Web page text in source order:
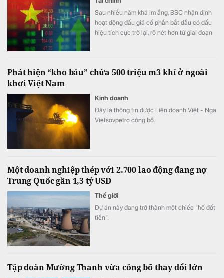
Sau nhiều năm khá im ắng, BSC nhận định
hoạt động đấu giá cổ phần bắt đầu có dấu
hiệu tích cực trở lại, rõ nét hơn từ giai đoạn
Phát hiện “kho báu” chứa 500 triệu m3 khí ở ngoài
khơi Việt Nam
Kinh doanh
Đây là thông tin được Liên doanh Việt - Nga
Vietsovpetro công bố.
Một doanh nghiệp thép với 2.700 lao động đang nợ
Trung Quốc gần 1,3 tỷ USD
Thế giới
Dự án này đang trở thành một chiếc "hố đốt
tiền".
Tập đoàn Mường Thanh vừa công bố thay đổi lớn